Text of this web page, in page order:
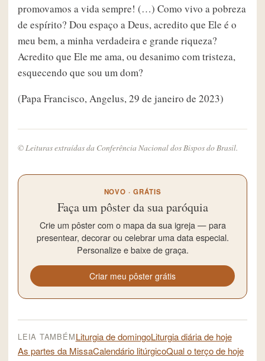
promovamos a vida sempre! (…) Como vivo a pobreza
de espírito? Dou espaço a Deus, acredito que Ele é o
meu bem, a minha verdadeira e grande riqueza?
Acredito que Ele me ama, ou desanimo com tristeza,
esquecendo que sou um dom?
(Papa Francisco, Angelus, 29 de janeiro de 2023)
© Leituras extraídas da Conferência Nacional dos Bispos do Brasil.
NOVO · GRÁTIS
Faça um pôster da sua paróquia
Crie um pôster com o mapa da sua igreja — para
presentear, decorar ou celebrar uma data especial.
Personalize e baixe de graça.
Criar meu pôster grátis
LEIA TAMBÉMLiturgia de domingoLiturgia diária de hoje
As partes da MissaCalendário litúrgicoQual o terço de hoje